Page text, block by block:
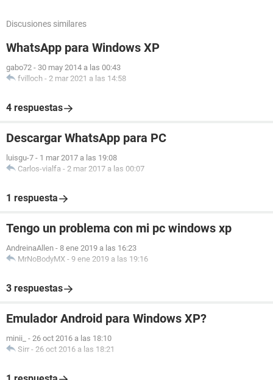
Discusiones similares
WhatsApp para Windows XP
gabo72 - 30 may 2014 a las 00:43
fvilloch - 2 mar 2021 a las 14:58
4 respuestas
Descargar WhatsApp para PC
luisgu-7 - 1 mar 2017 a las 19:08
Carlos-vialfa - 2 mar 2017 a las 00:07
1 respuesta
Tengo un problema con mi pc windows xp
AndreinaAllen - 8 ene 2019 a las 16:23
MrNoBodyMX - 9 ene 2019 a las 19:16
3 respuestas
Emulador Android para Windows XP?
minii_ - 26 oct 2016 a las 18:10
Sirr - 26 oct 2016 a las 18:21